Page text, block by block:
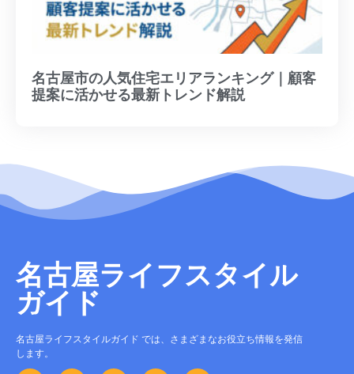
名古屋市の人気住宅エリアランキング｜顧客
提案に活かせる最新トレンド解説
名古屋ライフスタイル
ガイド
名古屋ライフスタイルガイド では、さまざまなお役立ち情報を発信
します。